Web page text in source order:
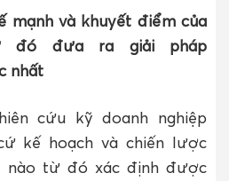
mạnh và khuyết điểm của
đó đưa ra giải pháp
nhất
cứu kỹ doanh nghiệp
kế hoạch và chiến lược
nào từ đó xác định được